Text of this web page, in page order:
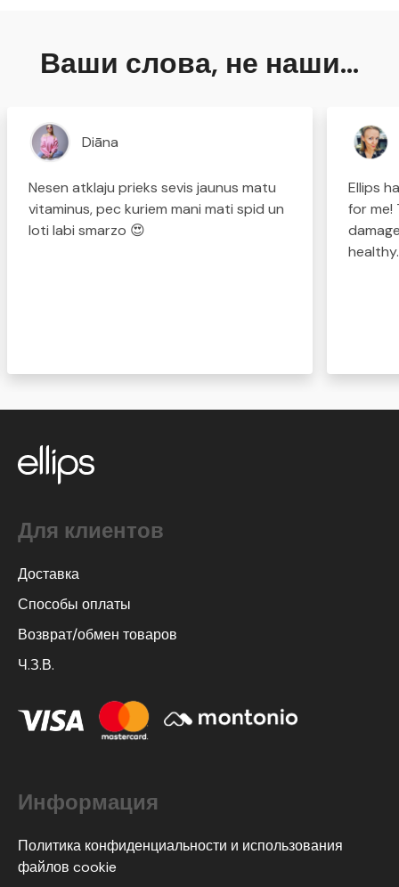
Ваши слова, не наши…
Diāna
Nesen atklaju prieks sevis jaunus matu
vitaminus, pec kuriem mani mati spid un
loti labi smarzo 😍
Ellips
for me!
Для клиентов
Доставка
Способы оплаты
Возврат/обмен товаров
Ч.З.В.
Информация
Политика конфиденциальности и использования
файлов cookie